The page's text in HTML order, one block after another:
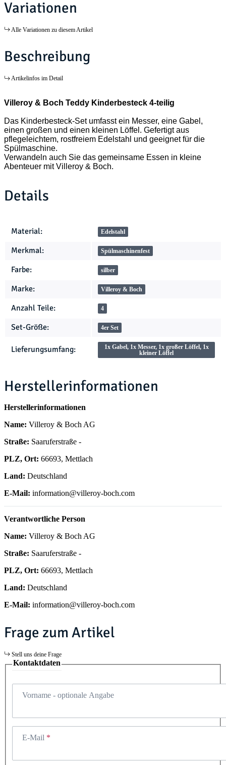
Variationen
Alle Variationen zu diesem Artikel
Beschreibung
Artikelinfos im Detail
Villeroy & Boch Teddy Kinderbesteck 4-teilig
Das Kinderbesteck-Set umfasst ein Messer, eine Gabel,
einen großen und einen kleinen Löffel. Gefertigt aus
pflegeleichtem, rostfreiem Edelstahl und geeignet für die
Spülmaschine.
Verwandeln auch Sie das gemeinsame Essen in kleine
Abenteuer mit Villeroy & Boch.
Details
Produkteigenschaft
Wert
Material: Edelstahl
Merkmal: Spülmaschinenfest
Farbe: silber
Marke: Villeroy & Boch
Anzahl Teile: 4
Set-Größe: 4er Set
Lieferungsumfang:
1x Gabel, 1x Messer, 1x großer Löffel, 1x
kleiner Löffel
Herstellerinformationen
Herstellerinformationen
Name: Villeroy & Boch AG
Straße: Saaruferstraße -
PLZ, Ort: 66693, Mettlach
Land: Deutschland
E-Mail: information@villeroy-boch.com
Verantwortliche Person
Name: Villeroy & Boch AG
Straße: Saaruferstraße -
PLZ, Ort: 66693, Mettlach
Land: Deutschland
E-Mail: information@villeroy-boch.com
Frage zum Artikel
Stell uns deine Frage
Kontaktdaten
Vorname - optionale Angabe
E-Mail